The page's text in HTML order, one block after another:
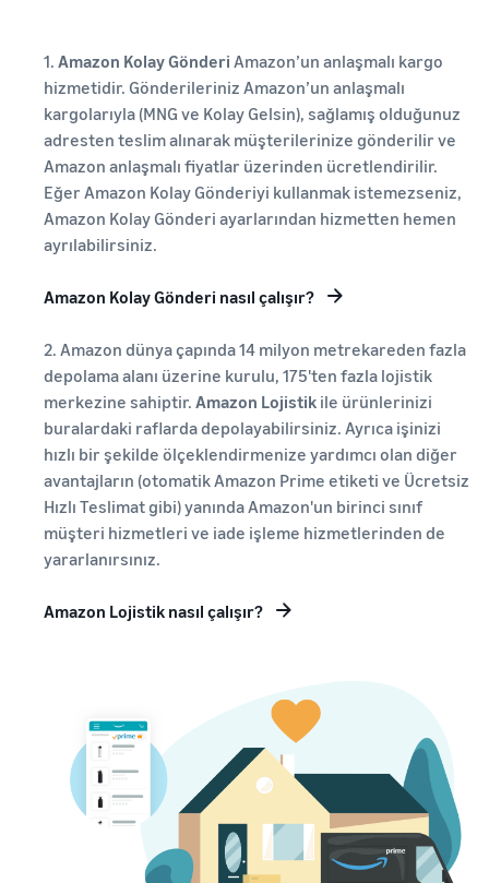
1. Amazon Kolay Gönderi Amazon’un anlaşmalı kargo
hizmetidir. Gönderileriniz Amazon’un anlaşmalı
kargolarıyla (MNG ve Kolay Gelsin), sağlamış olduğunuz
adresten teslim alınarak müşterilerinize gönderilir ve
Amazon anlaşmalı fiyatlar üzerinden ücretlendirilir.
Eğer Amazon Kolay Gönderiyi kullanmak istemezseniz,
Amazon Kolay Gönderi ayarlarından hizmetten hemen
ayrılabilirsiniz.
Amazon Kolay Gönderi nasıl çalışır?
2. Amazon dünya çapında 14 milyon metrekareden fazla
depolama alanı üzerine kurulu, 175'ten fazla lojistik
merkezine sahiptir. Amazon Lojistik ile ürünlerinizi
buralardaki raflarda depolayabilirsiniz. Ayrıca işinizi
hızlı bir şekilde ölçeklendirmenize yardımcı olan diğer
avantajların (otomatik Amazon Prime etiketi ve Ücretsiz
Hızlı Teslimat gibi) yanında Amazon'un birinci sınıf
müşteri hizmetleri ve iade işleme hizmetlerinden de
yararlanırsınız.
Amazon Lojistik nasıl çalışır?